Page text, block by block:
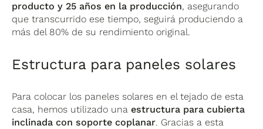
producto y 25 años en la producción, asegurando
que transcurrido ese tiempo, seguirá produciendo a
más del 80% de su rendimiento original.
Estructura para paneles solares
Para colocar los paneles solares en el tejado de esta
casa, hemos utilizado unaestructura para cubierta
inclinada con soporte coplanar. Gracias a esta